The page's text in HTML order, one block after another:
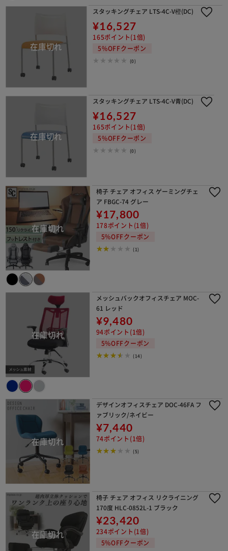
スタッキングチェア LTS-4C-V橙(DC)
¥16,527
165ポイント(1倍)
5%OFFクーポン
(0)
スタッキングチェア LTS-4C-V青(DC)
¥16,527
165ポイント(1倍)
5%OFFクーポン
(0)
椅子 チェア オフィス ゲーミングチェ
ア FBGC-74 グレー
¥17,800
178ポイント(1倍)
5%OFFクーポン
(1)
メッシュバックオフィスチェア MOC-
61 レッド
¥9,480
94ポイント(1倍)
5%OFFクーポン
(14)
デザインオフィスチェア DOC-46FA フ
ァブリック/ネイビー
¥7,440
74ポイント(1倍)
(5)
椅子 チェア オフィス リクライニング
170度 HLC-0852L-1 ブラック
¥23,420
234ポイント(1倍)
5%OFFクーポン